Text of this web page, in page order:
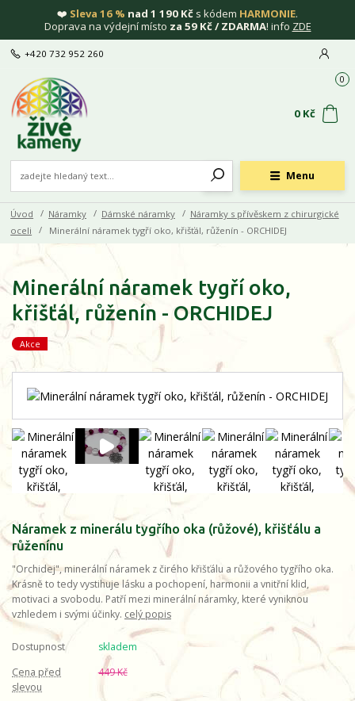
❤️ Sleva 16 % nad 1 190 Kč s kódem HARMONIE.
Doprava na výdejní místo za 59 Kč / ZDARMA! info ZDE
Menu
+420 732 952 260
0
0 Kč
Úvod Náramky Dámské náramky
Náramky s přívěskem z chirurgické
oceli
Minerální náramek tygří oko, křišťál, růženín - ORCHIDEJ
Minerální náramek tygří oko,
křišťál, růženín - ORCHIDEJ
Akce
Náramek z minerálu tygřího oka (růžové), křišťálu a
růženínu
"Orchidej", minerální náramek z čirého křišťálu a růžového tygřího oka.
Krásně to tedy vystihuje lásku a pochopení, harmonii a vnitřní klid,
motivaci a svobodu. Patří mezi minerální náramky, které vyniknou
vzhledem i svými účinky. celý popis
Dostupnost
skladem
Cena před
slevou
449 Kč